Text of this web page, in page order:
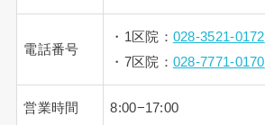
電話番号
・1区院： 028-3521-0172
・7区院： 028-7771-0170
営業時間 8:00−17:00